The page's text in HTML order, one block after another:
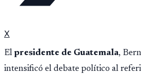
X
El presidente de Guatemala,
intensificó el debate político al